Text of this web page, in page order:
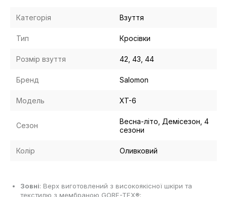
Категорія Взуття
Тип Кросівки
Розмір взуття 42, 43, 44
Бренд Salomon
Модель XT-6
Сезон
Весна-літо, Демісезон, 4
сезони
Колір Оливковий
Зовні: Верх виготовлений з високоякісної шкіри та
текстилю з мембраною GORE-TEX®;